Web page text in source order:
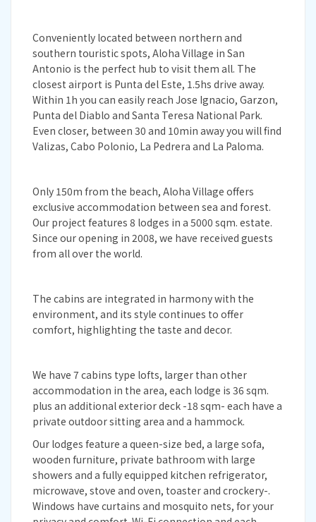
Conveniently located between northern and
southern touristic spots, Aloha Village in San
Antonio is the perfect hub to visit them all. The
closest airport is Punta del Este, 1.5hs drive away.
Within 1h you can easily reach Jose Ignacio, Garzon,
Punta del Diablo and Santa Teresa National Park.
Even closer, between 30 and 10min away you will find
Valizas, Cabo Polonio, La Pedrera and La Paloma.
Only 150m from the beach, Aloha Village offers
exclusive accommodation between sea and forest.
Our project features 8 lodges in a 5000 sqm. estate.
Since our opening in 2008, we have received guests
from all over the world.
The cabins are integrated in harmony with the
environment, and its style continues to offer
comfort, highlighting the taste and decor.
We have 7 cabins type lofts, larger than other
accommodation in the area, each lodge is 36 sqm.
plus an additional exterior deck -18 sqm- each have a
private outdoor sitting area and a hammock.
Our lodges feature a queen-size bed, a large sofa,
wooden furniture, private bathroom with large
showers and a fully equipped kitchen refrigerator,
microwave, stove and oven, toaster and crockery-.
Windows have curtains and mosquito nets, for your